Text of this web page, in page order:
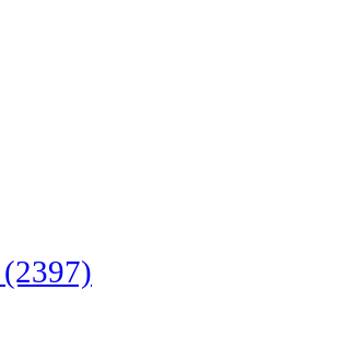
(2397)